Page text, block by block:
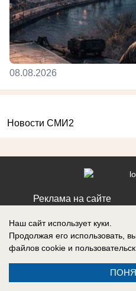
08.08.2026
Новости СМИ2
Реклама на сайте
СМИ Блокнот Ставрополь
Наш сайт использует куки.
Продолжая его использовать,
файлов cookie и